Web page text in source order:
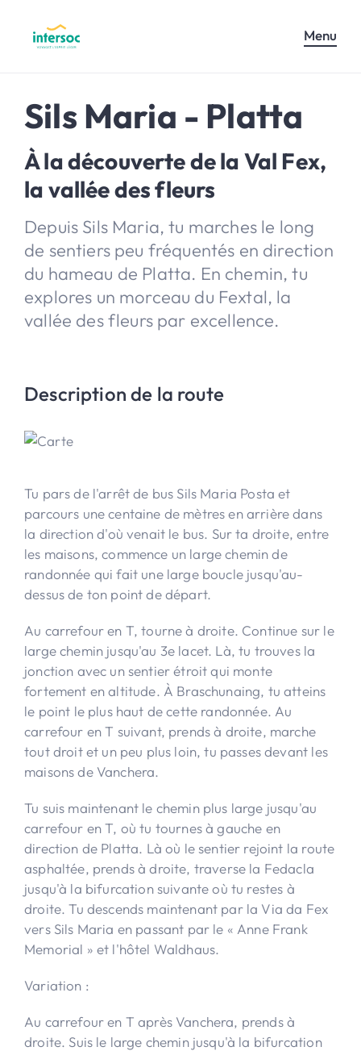
Menu
Sils Maria - Platta
À la découverte de la Val Fex,
la vallée des fleurs
Depuis Sils Maria, tu marches le long
de sentiers peu fréquentés en direction
du hameau de Platta. En chemin, tu
explores un morceau du Fextal, la
vallée des fleurs par excellence.
Description de la route
Tu pars de l'arrêt de bus Sils Maria Posta et
parcours une centaine de mètres en arrière dans
la direction d'où venait le bus. Sur ta droite, entre
les maisons, commence un large chemin de
randonnée qui fait une large boucle jusqu'au-
dessus de ton point de départ.
Au carrefour en T, tourne à droite. Continue sur le
large chemin jusqu'au 3e lacet. Là, tu trouves la
jonction avec un sentier étroit qui monte
fortement en altitude. À Braschunaing, tu atteins
le point le plus haut de cette randonnée. Au
carrefour en T suivant, prends à droite, marche
tout droit et un peu plus loin, tu passes devant les
maisons de Vanchera.
Tu suis maintenant le chemin plus large jusqu'au
carrefour en T, où tu tournes à gauche en
direction de Platta. Là où le sentier rejoint la route
asphaltée, prends à droite, traverse la Fedacla
jusqu'à la bifurcation suivante où tu restes à
droite. Tu descends maintenant par la Via da Fex
vers Sils Maria en passant par le « Anne Frank
Memorial » et l'hôtel Waldhaus.
Variation :
Au carrefour en T après Vanchera, prends à
droite. Suis le large chemin jusqu'à la bifurcation